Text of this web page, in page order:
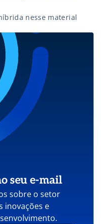
nesse material
seu e-mail
sobre o setor
inovações e